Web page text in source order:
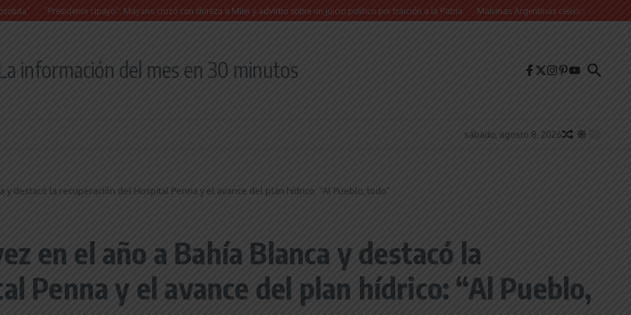
“Presidente cipayo”: Mayans cruzó con dureza a Milei y advirtió sobre un juicio político por traición a la Patria Malvinas Argentinas celebra el Día de la Niñez
información del mes en 30 minutos
sábado, agosto 8, 2026
y destacó la recuperación del Hospital Penna y el avance del plan hídrico: “Al Pueblo, todo”
en el año a Bahía Blanca y destacó la
Penna y el avance del plan hídrico: “Al Pueblo,